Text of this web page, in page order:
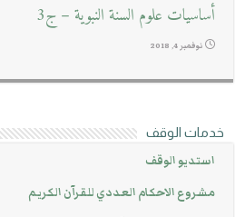
أساسيات علوم السنة النبوية – ج3
نوفمبر 4, 2018
خدمات الوقف
استديو الوقف
مشروع الاحكام العددي للقرآن الكريم